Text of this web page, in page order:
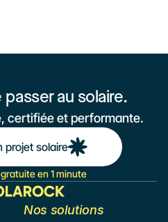
au solaire.
certifiée et performante.
projet solaire
en 1 minute
Nos solutions